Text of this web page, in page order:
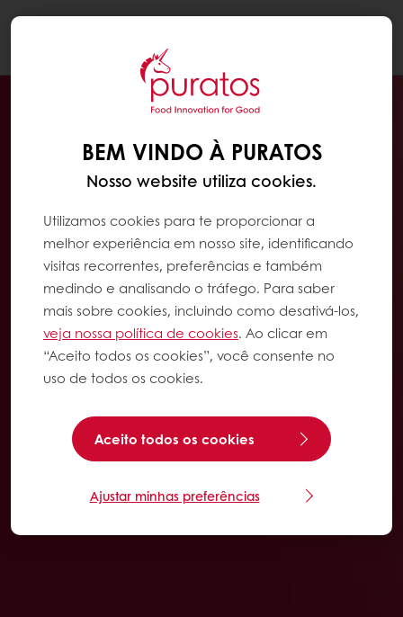
BEM VINDO À PURATOS
Nosso website utiliza cookies.
Utilizamos cookies para te proporcionar a
melhor experiência em nosso site, identificando
visitas recorrentes, preferências e também
medindo e analisando o tráfego. Para saber
mais sobre cookies, incluindo como desativá-los,
veja nossa política de cookies. Ao clicar em
“Aceito todos os cookies”, você consente no
uso de todos os cookies.
Aceito todos os cookies
Ajustar minhas preferências